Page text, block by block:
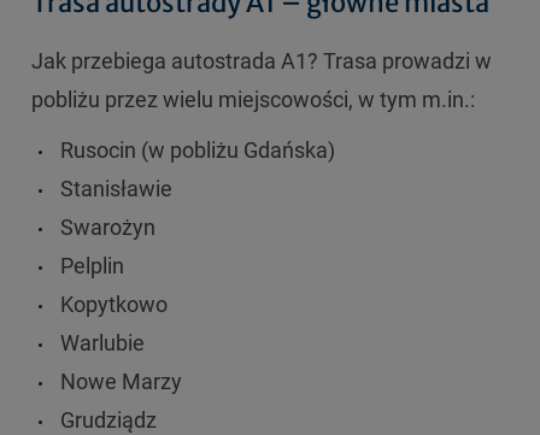
Jak przebiega autostrada A1? Trasa prowadzi w
pobliżu przez wielu miejscowości, w tym m.in.:
Rusocin (w pobliżu Gdańska)
Stanisławie
Swarożyn
Pelplin
Kopytkowo
Warlubie
Nowe Marzy
Grudziądz